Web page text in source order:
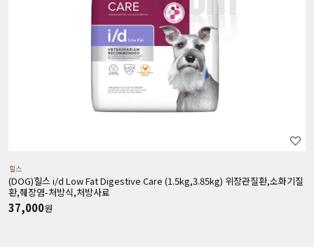
힐스
(DOG)힐스 i/d Low Fat Digestive Care (1.5kg,3.85kg) 위장관질환,소화기질
환,췌장염-처방식,처방사료
37,000원